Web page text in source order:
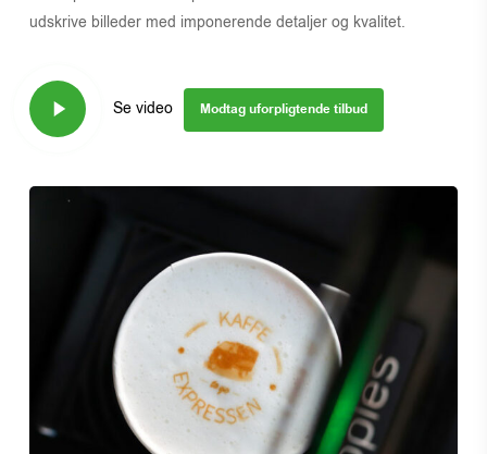
udskrive billeder med imponerende detaljer og kvalitet.
Play
Video
Se video Modtag uforpligtende tilbud